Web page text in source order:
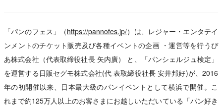
「パンのフェス」（https://pannofes.jp/）は、レジャー・エンタテイ
ンメントのチケット販売及び各種イベントの企画 ・運営等を⾏うぴ
あ株式会社（代表取締役社⻑ ⽮内廣） と、「パンシェルジュ検定」
を運営する⽇販セグモ株式会社(代 表取締役社⻑ 安井邦好)が、2016
年の初開催以来、⽇本最⼤級のパンイベントとして横浜で開催。こ
れまで約125万⼈以上のお客さまにお越しいただいている「パン好き